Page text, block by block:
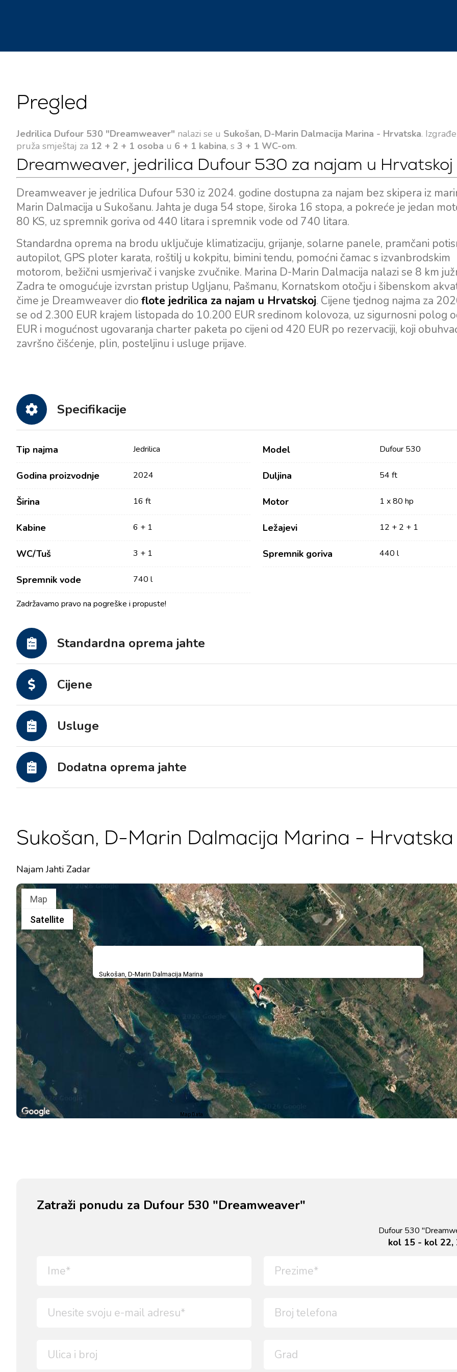
Pregled
Jedrilica Dufour 530 "Dreamweaver" nalazi se u Sukošan, D-Marin Dalmacija Marina - Hrvatska.
pruža smještaj za 12 + 2 + 1 osoba u 6 + 1 kabina, s 3 + 1 WC-om.
Dreamweaver, jedrilica Dufour 530 za najam u Hrvatskoj
Dreamweaver je jedrilica Dufour 530 iz 2024. godine dostupna za najam bez skipera iz
Marin Dalmacija u Sukošanu. Jahta je duga 54 stope, široka 16 stopa, a pokreće je jedan
80 KS, uz spremnik goriva od 440 litara i spremnik vode od 740 litara.
Standardna oprema na brodu uključuje klimatizaciju, grijanje, solarne panele, pramčani
autopilot, GPS ploter karata, roštilj u kokpitu, bimini tendu, pomoćni čamac s izvanbrodskim
motorom, bežični usmjerivač i vanjske zvučnike. Marina D-Marin Dalmacija nalazi se 8 km
Zadra te omogućuje izvrstan pristup Ugljanu, Pašmanu, Kornatskom otočju i šibenskom
čime je Dreamweaver dio flote jedrilica za najam u Hrvatskoj. Cijene tjednog najma za
se od 2.300 EUR krajem listopada do 10.200 EUR sredinom kolovoza, uz sigurnosni polog
EUR i mogućnost ugovaranja charter paketa po cijeni od 420 EUR po rezervaciji, koji
završno čišćenje, plin, posteljinu i usluge prijave.
Specifikacije
Tip najma Jedrilica Model Dufour 530
Godina proizvodnje 2024 Duljina 54 ft
Širina 16 ft Motor 1 x 80 hp
Kabine 6 + 1 Ležajevi 12 + 2 + 1
WC/Tuš 3 + 1 Spremnik goriva 440 l
Spremnik vode 740 l
Zadržavamo pravo na pogreške i propuste!
Standardna oprema jahte
Cijene
Usluge
Dodatna oprema jahte
Sukošan, D-Marin Dalmacija Marina - Hrvatska
Najam Jahti Zadar
Sukošan, D-Marin Dalmacija Marina
Map
Satellite
Map Data
Zatraži ponudu za Dufour 530 "Dreamweaver"
Dufour 530
kol 15 - kol 22,
O nama
Partneri
Često postavljana pitanja
Motorni brodovi
Jedrenje
Vodice
Trogir
Istra